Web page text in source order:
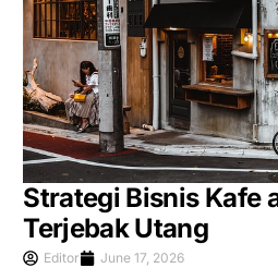
Strategi Bisnis Kafe
Terjebak Utang
Editor June 17, 2026